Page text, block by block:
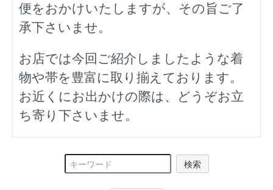
便をおかけいたしますが、その旨ご了
承下さいませ。
お店では今回ご紹介しましたような着
物や帯を豊富に取り揃えております。
お近くにお出かけの際は、どうぞお立
ち寄り下さいませ。
検索